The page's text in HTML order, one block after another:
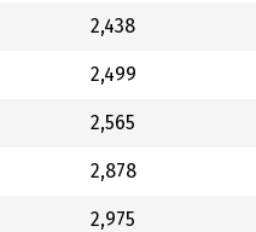
2,438
2,499
2,565
2,878
2,975